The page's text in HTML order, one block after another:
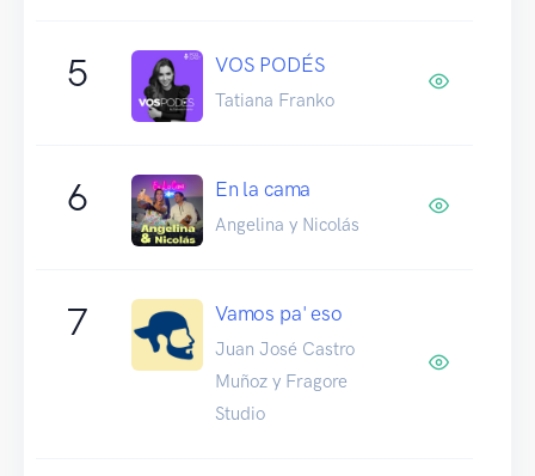
5 VOS PODÉS
Tatiana Franko
6 En la cama
Angelina y Nicolás
7 Vamos pa' eso
Juan José Castro
Muñoz y Fragore
Studio